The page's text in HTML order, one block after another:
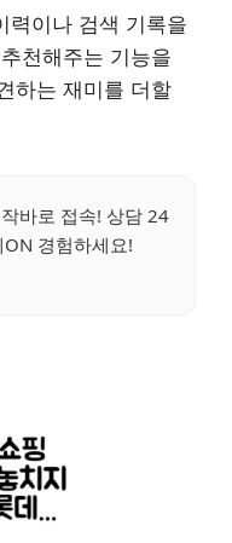
력이나 검색 기록을
천해주는 기능을
하는 재미를 더할
바로 접속! 상담 24
경험하세요!